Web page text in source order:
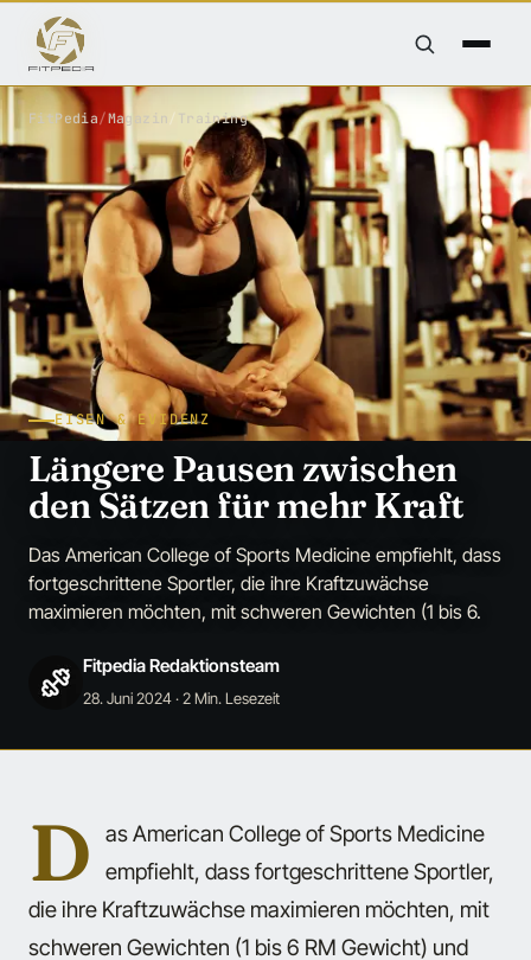
FitPedia/Magazin / Training
EISEN & EVIDENZ
Längere Pausen zwischen
den Sätzen für mehr Kraft
Das American College of Sports Medicine empfiehlt, dass
fortgeschrittene Sportler, die ihre Kraftzuwächse
maximieren möchten, mit schweren Gewichten (1 bis 6.
Fitpedia Redaktionsteam
28. Juni 2024· 2 Min. Lesezeit
D
as American College of Sports Medicine
empfiehlt, dass fortgeschrittene Sportler,
die ihre Kraftzuwächse maximieren möchten, mit
schweren Gewichten (1 bis 6 RM Gewicht) und